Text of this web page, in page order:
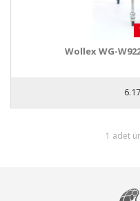
Wollex WG-
1 adet